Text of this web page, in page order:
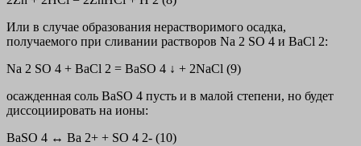
Или в случае образования нерастворимого осадка,
получаемого при сливании растворов Na 2 SO 4 и BaCl 2:
Na 2 SO 4 + BaCl 2 = BaSO 4 ↓ + 2NaCl (9)
осажденная соль BaSO 4 пусть и в малой степени, но будет
диссоциировать на ионы:
BaSO 4 ↔ Ba 2+ + SO 4 2- (10)